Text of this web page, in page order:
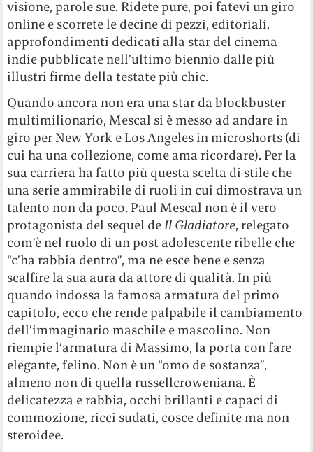
visione, parole sue. Ridete pure, poi fatevi un giro
online e scorrete le decine di pezzi, editoriali,
approfondimenti dedicati alla star del cinema
indie pubblicate nell’ultimo biennio dalle più
illustri firme della testate più chic.
Quando ancora non era una star da blockbuster
multimilionario, Mescal si è messo ad andare in
giro per New York e Los Angeles in microshorts (di
cui ha una collezione, come ama ricordare). Per la
sua carriera ha fatto più questa scelta di stile che
una serie ammirabile di ruoli in cui dimostrava un
talento non da poco. Paul Mescal non è il vero
protagonista del sequel deIl Gladiatore, relegato
com’è nel ruolo di un post adolescente ribelle che
“c’ha rabbia dentro”, ma ne esce bene e senza
scalfire la sua aura da attore di qualità. In più
quando indossa la famosa armatura del primo
capitolo, ecco che rende palpabile il cambiamento
dell’immaginario maschile e mascolino. Non
riempie l’armatura di Massimo, la porta con fare
elegante, felino. Non è un “omo de sostanza”,
almeno non di quella russellcroweniana. È
delicatezza e rabbia, occhi brillanti e capaci di
commozione, ricci sudati, cosce definite ma non
steroidee.